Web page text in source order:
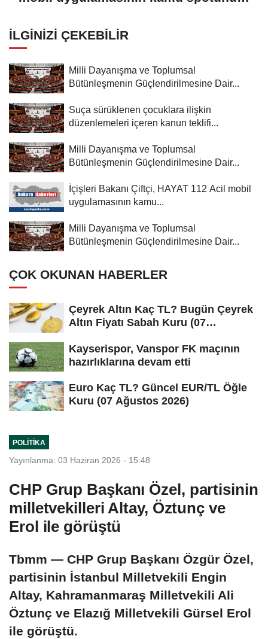
İLGINIZI ÇEKEBILIR
Milli Dayanışma ve Toplumsal
Bütünleşmenin Güçlendirilmesine Dair...
Suça sürüklenen çocuklara ilişkin
düzenlemeleri içeren kanun teklifi...
Milli Dayanışma ve Toplumsal
Bütünleşmenin Güçlendirilmesine Dair...
İçişleri Bakanı Çiftçi, HAYAT 112 Acil mobil
uygulamasının kamu...
Milli Dayanışma ve Toplumsal
Bütünleşmenin Güçlendirilmesine Dair...
ÇOK OKUNAN HABERLER
Çeyrek Altın Kaç TL? Bugün Çeyrek
Altın Fiyatı Sabah Kuru (07
Kayserispor, Vanspor FK maçının
hazırlıklarına devam etti
Euro Kaç TL? Güncel EUR/TL Öğle
Kuru (07 Ağustos 2026)
POLITIKA
Yayınlanma: 03 Haziran 2026 - 15:48
CHP Grup Başkanı Özel, partisinin
milletvekilleri Altay, Öztunç ve
Erol ile görüştü
Tbmm — CHP Grup Başkanı Özgür Özel,
partisinin İstanbul Milletvekili Engin
Altay, Kahramanmaraş Milletvekili Ali
Öztunç ve Elazığ Milletvekili Gürsel Erol
ile görüştü.